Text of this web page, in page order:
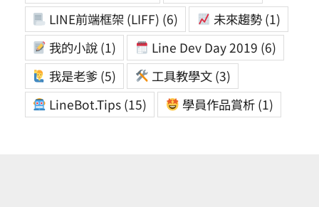
LINE前端框架 (LIFF) (6) 未來趨勢 (1)
我的小說 (1) Line Dev Day 2019 (6)
我是老爹 (5) 工具教學文 (3)
LineBot.Tips (15) 學員作品賞析 (1)